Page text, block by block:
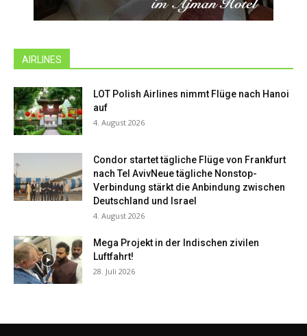
AIRLINES
LOT Polish Airlines nimmt Flüge nach Hanoi
auf
4. August 2026
Condor startet tägliche Flüge von Frankfurt
nach Tel AvivNeue tägliche Nonstop-
Verbindung stärkt die Anbindung zwischen
Deutschland und Israel
4. August 2026
Mega Projekt in der Indischen zivilen
Luftfahrt!
28. Juli 2026